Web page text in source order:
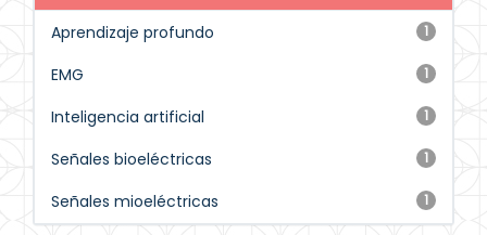
1
Aprendizaje profundo
1
EMG
1
Inteligencia artificial
1
Señales bioeléctricas
1
Señales mioeléctricas